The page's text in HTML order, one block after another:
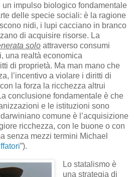
un impulso biologico fondamentale
delle specie sociali: è la ragione
nidi, i lupi cacciano in branco
di acquisire risorse. La
solo attraverso consumi
una realtà economica
di proprietà. Ma man mano che
l’incentivo a violare i diritti di
la forza la ricchezza altrui
conclusione fondamentale è che
e le istituzioni sono
comune è l’acquisizione
ricchezza, con le buone o con
senza mezzi termini Michael
”).
Lo statalismo è
una strategia di